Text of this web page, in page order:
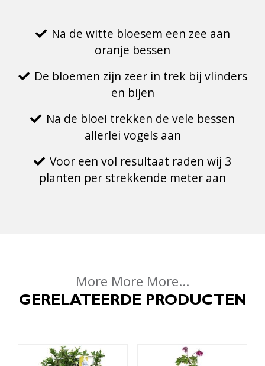
Na de witte bloesem een zee aan
oranje bessen
De bloemen zijn zeer in trek bij vlinders
en bijen
Na de bloei trekken de vele bessen
allerlei vogels aan
Voor een vol resultaat raden wij 3
planten per strekkende meter aan
More More More...
GERELATEERDE PRODUCTEN